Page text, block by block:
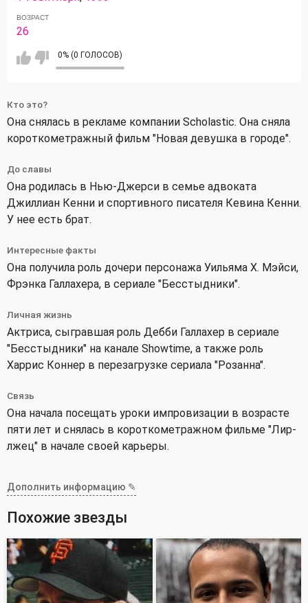
ВОЗРАСТ
26
0% (0 ГОЛОСОВ)
Кто это?
Она снялась в рекламе компании Scholastic. Она сняла
короткометражный фильм "Новая девушка в городе".
До славы
Она родилась в Нью-Джерси в семье адвоката
Джиллиан Кенни и спортивного писателя Кевина Кенни.
У нее есть брат.
Интересные факты
Она получила роль дочери персонажа Уильяма Х. Мэйси,
Фрэнка Галлахера, в сериале "Бесстыдники".
Личная жизнь
Актриса, сыгравшая роль Дебби Галлахер в сериале
"Бесстыдники" на канале Showtime, а также роль
Харрис Коннер в перезагрузке сериала "Розанна".
Связь
Она начала посещать уроки импровизации в возрасте
пяти лет и снялась в короткометражном фильме "Лир-
лжец" в начале своей карьеры.
Дополнить информацию ✎
Похожие звезды